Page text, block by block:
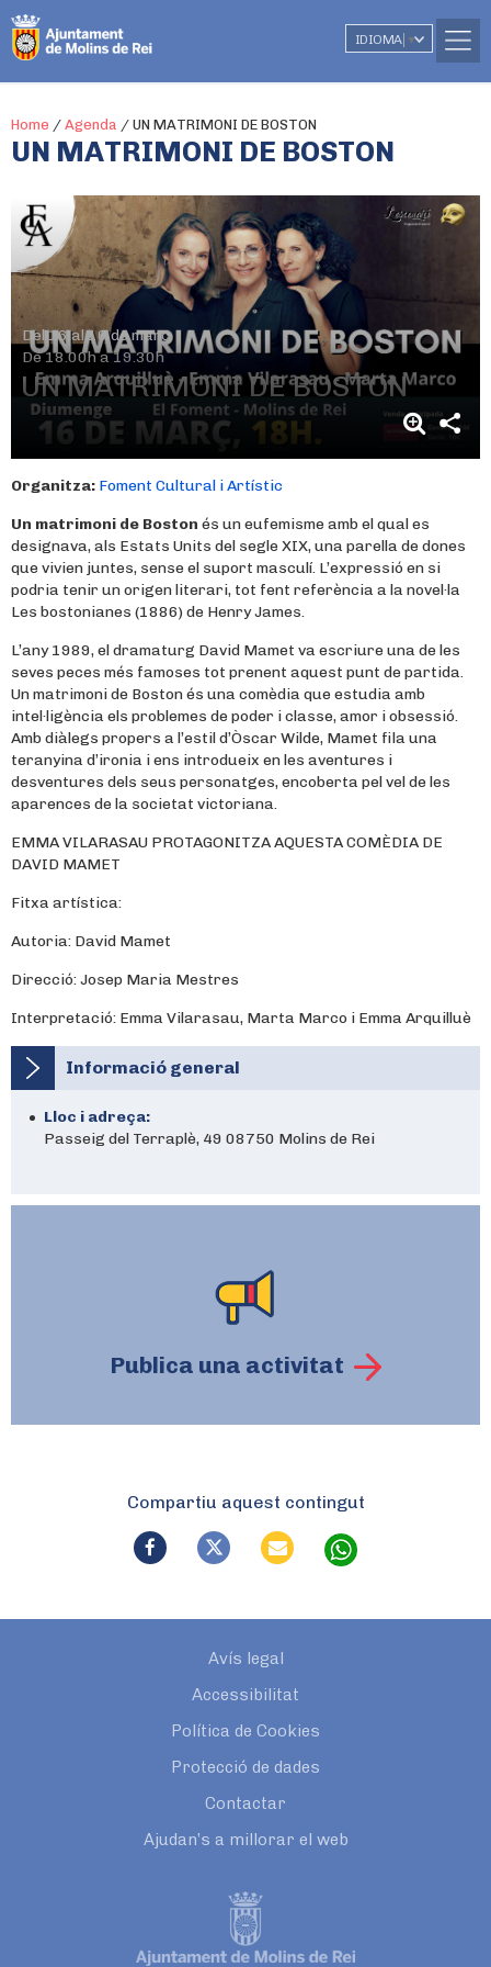
IDIOMA ▼
Home / Agenda / UN MATRIMONI DE BOSTON
UN MATRIMONI DE BOSTON
Del 16 al 16 de març
De 18.00h a 19.30h
UN MATRIMONI DE BOSTON
Organitza: Foment Cultural i Artístic
Un matrimoni de Boston és un eufemisme amb el qual es
designava, als Estats Units del segle XIX, una parella de dones
que vivien juntes, sense el suport masculí. L’expressió en si
podria tenir un origen literari, tot fent referència a la novel·la
Les bostonianes (1886) de Henry James.
L’any 1989, el dramaturg David Mamet va escriure una de les
seves peces més famoses tot prenent aquest punt de partida.
Un matrimoni de Boston és una comèdia que estudia amb
intel·ligència els problemes de poder i classe, amor i obsessió.
Amb diàlegs propers a l’estil d’Òscar Wilde, Mamet fila una
teranyina d’ironia i ens introdueix en les aventures i
desventures dels seus personatges, encoberta pel vel de les
aparences de la societat victoriana.
EMMA VILARASAU PROTAGONITZA AQUESTA COMÈDIA DE
DAVID MAMET
Fitxa artística:
Autoria: David Mamet
Direcció: Josep Maria Mestres
Interpretació: Emma Vilarasau, Marta Marco i Emma Arquilluè
Informació general
Lloc i adreça:
Passeig del Terraplè, 49 08750 Molins de Rei
Publica una activitat
Compartiu aquest contingut
Avís legal
Accessibilitat
Política de Cookies
Protecció de dades
Contactar
Ajudan’s a millorar el web